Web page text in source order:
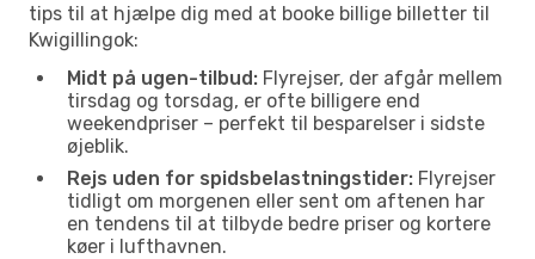
tips til at hjælpe dig med at booke billige billetter til
Kwigillingok:
Midt på ugen-tilbud: Flyrejser, der afgår mellem
tirsdag og torsdag, er ofte billigere end
weekendpriser – perfekt til besparelser i sidste
øjeblik.
Rejs uden for spidsbelastningstider: Flyrejser
tidligt om morgenen eller sent om aftenen har
en tendens til at tilbyde bedre priser og kortere
køer i lufthavnen.